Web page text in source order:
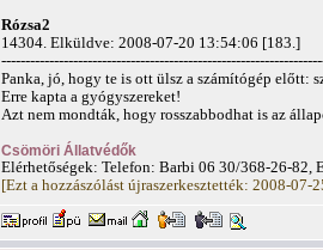
Rózsa2
14304. Elküldve: 2008-07-20 13:54:06 [183.]
Panka, jó, hogy te is ott ülsz a számítógép előtt:
Erre kapta a gyógyszereket!
Azt nem mondták, hogy rosszabbodhat is az
Csömöri Állatvédők
Elérhetőségek: Telefon: Barbi 06 30/368-26-82,
[Ezt a hozzászólást újraszerkesztették: 2008-07-